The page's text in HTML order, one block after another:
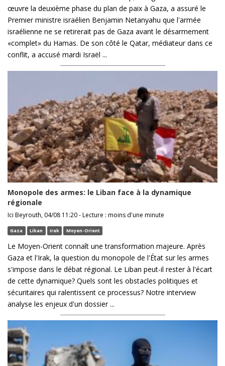
œuvre la deuxième phase du plan de paix à Gaza, a assuré le
Premier ministre israélien Benjamin Netanyahu que l'armée
israélienne ne se retirerait pas de Gaza avant le désarmement
«complet» du Hamas. De son côté le Qatar, médiateur dans ce
conflit, a accusé mardi Israël ...
Monopole des armes: le Liban face à la dynamique
régionale
Ici Beyrouth, 04/08 11:20 - Lecture : moins d'une minute
Gaza Liban Irak Moyen-Orient
Le Moyen-Orient connaît une transformation majeure. Après
Gaza et l'Irak, la question du monopole de l'État sur les armes
s'impose dans le débat régional. Le Liban peut-il rester à l'écart
de cette dynamique? Quels sont les obstacles politiques et
sécuritaires qui ralentissent ce processus? Notre interview
analyse les enjeux d'un dossier ...